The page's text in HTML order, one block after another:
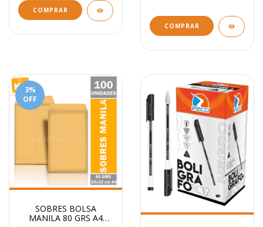
COMPRAR
3%
OFF
SOBRES BOLSA
MANILA 80 GRS A4